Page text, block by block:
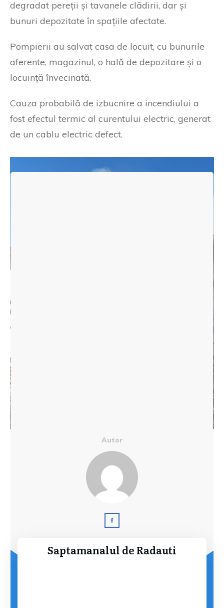
degradat pereții și tavanele clădirii, dar și
bunuri depozitate în spațiile afectate.
Pompierii au salvat casa de locuit, cu bunurile
aferente, magazinul, o hală de depozitare și o
locuință învecinată.
Cauza probabilă de izbucnire a incendiului a
fost efectul termic al curentului electric, generat
de un cablu electric defect.
Autor
Saptamanalul de Radauti